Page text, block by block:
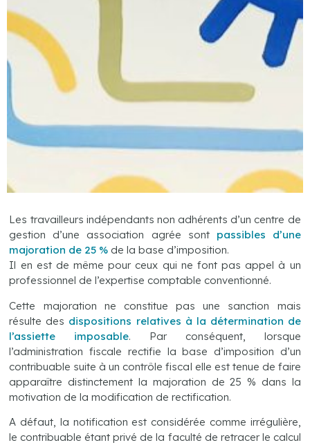
Les travailleurs indépendants non adhérents d’un centre de
gestion d’une association agrée sont passibles d’une
majoration de 25 % de la base d’imposition.
Il en est de même pour ceux qui ne font pas appel à un
professionnel de l’expertise comptable conventionné.
Cette majoration ne constitue pas une sanction mais
résulte des dispositions relatives à la détermination de
l’assiette imposable. Par conséquent, lorsque
l’administration fiscale rectifie la base d’imposition d’un
contribuable suite à un contrôle fiscal elle est tenue de faire
apparaître distinctement la majoration de 25 % dans la
motivation de la modification de rectification.
A défaut, la notification est considérée comme irrégulière,
le contribuable étant privé de la faculté de retracer le calcul